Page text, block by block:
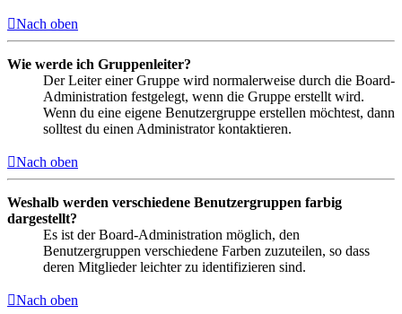
Nach oben
Wie werde ich Gruppenleiter?
Der Leiter einer Gruppe wird normalerweise durch die Board-
Administration festgelegt, wenn die Gruppe erstellt wird.
Wenn du eine eigene Benutzergruppe erstellen möchtest, dann
solltest du einen Administrator kontaktieren.
Nach oben
Weshalb werden verschiedene Benutzergruppen farbig
dargestellt?
Es ist der Board-Administration möglich, den
Benutzergruppen verschiedene Farben zuzuteilen, so dass
deren Mitglieder leichter zu identifizieren sind.
Nach oben